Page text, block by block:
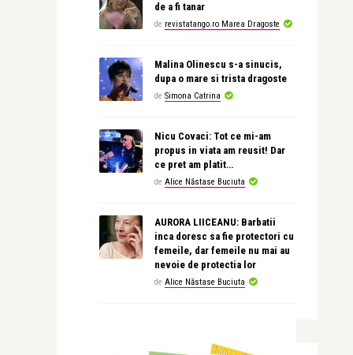
de a fi tanar
de revistatango.ro Marea Dragoste
Malina Olinescu s-a sinucis,
dupa o mare si trista dragoste
de Simona Catrina
Nicu Covaci: Tot ce mi-am
propus in viata am reusit! Dar
ce pret am platit…
de Alice Năstase Buciuta
AURORA LIICEANU: Barbatii
inca doresc sa fie protectori cu
femeile, dar femeile nu mai au
nevoie de protectia lor
de Alice Năstase Buciuta